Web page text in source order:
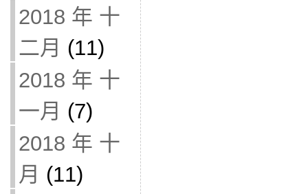
2018 年 十
二月 (11)
2018 年 十
一月 (7)
2018 年 十
月 (11)